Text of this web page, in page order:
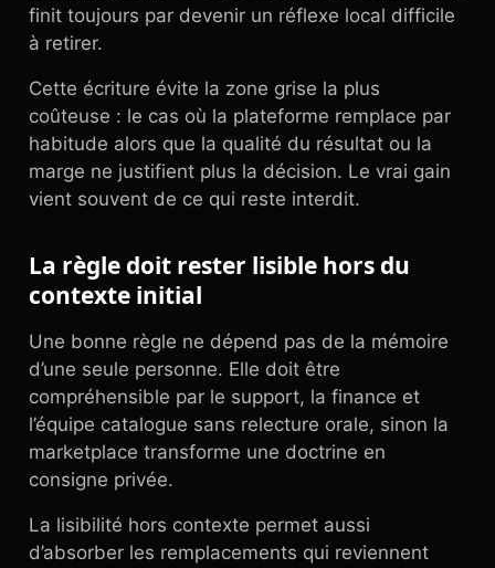
finit toujours par devenir un réflexe local difficile
à retirer.
Cette écriture évite la zone grise la plus
coûteuse : le cas où la plateforme remplace par
habitude alors que la qualité du résultat ou la
marge ne justifient plus la décision. Le vrai gain
vient souvent de ce qui reste interdit.
La règle doit rester lisible hors du
contexte initial
Une bonne règle ne dépend pas de la mémoire
d’une seule personne. Elle doit être
compréhensible par le support, la finance et
l’équipe catalogue sans relecture orale, sinon la
marketplace transforme une doctrine en
consigne privée.
La lisibilité hors contexte permet aussi
d’absorber les remplacements qui reviennent